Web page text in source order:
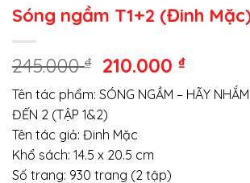
Sóng ngầm T1+2 (Đinh
245.000₫
Giá
gốc
là:
245.000 ₫.
210.000₫Giá
hiện
tại
Tên tác phẩm: SÓNG NGẦM – HÃY
ĐẾN 2 (TẬP 1&2)
Tên tác giả: Đinh Mặc
Khổ sách: 14.5 x 20.5 cm
Số trang: 930 trang (2 tập)